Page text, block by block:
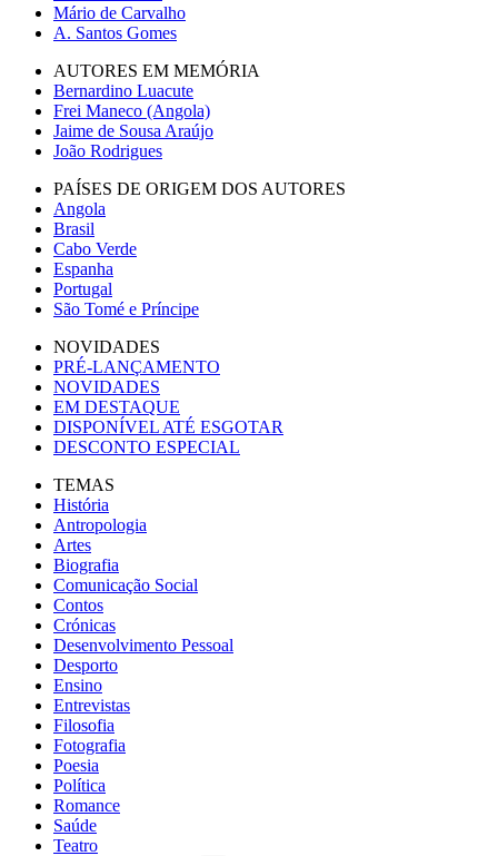
Mário de Carvalho
A. Santos Gomes
AUTORES EM MEMÓRIA
Bernardino Luacute
Frei Maneco (Angola)
Jaime de Sousa Araújo
João Rodrigues
PAÍSES DE ORIGEM DOS AUTORES
Angola
Brasil
Cabo Verde
Espanha
Portugal
São Tomé e Príncipe
NOVIDADES
PRÉ-LANÇAMENTO
NOVIDADES
EM DESTAQUE
DISPONÍVEL ATÉ ESGOTAR
DESCONTO ESPECIAL
TEMAS
História
Antropologia
Artes
Biografia
Comunicação Social
Contos
Crónicas
Desenvolvimento Pessoal
Desporto
Ensino
Entrevistas
Filosofia
Fotografia
Poesia
Política
Romance
Saúde
Teatro